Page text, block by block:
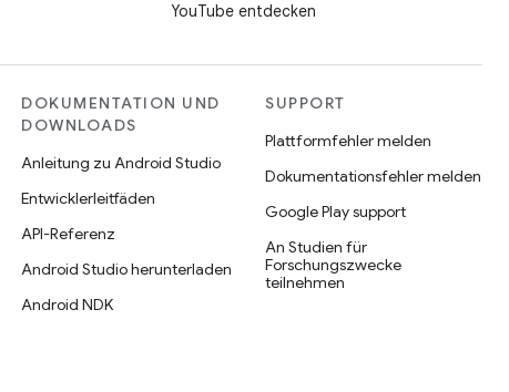
YouTube entdecken
DOKUMENTATION UND
DOWNLOADS
Anleitung zu Android Studio
Entwicklerleitfäden
API-Referenz
Android Studio herunterladen
Android NDK
SUPPORT
Plattformfehler melden
Dokumentationsfehler melden
Google Play support
An Studien für
Forschungszwecke
teilnehmen